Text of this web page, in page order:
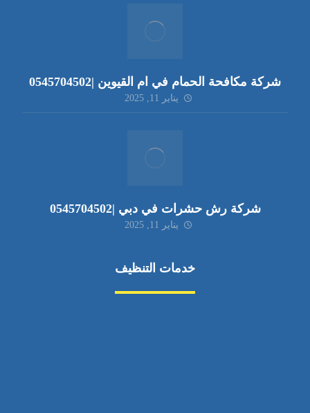
شركة مكافحة الحمام في ام القيوين |0545704502
يناير 11, 2025
شركة رش حشرات في دبي |0545704502
يناير 11, 2025
خدمات التنظيف